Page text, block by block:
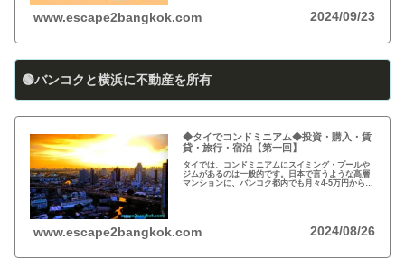
www.escape2bangkok.com 2024/09/23
🟢バンコクと横浜に不動産を所有
◆タイでコンドミニアム◆投資・購入・賃
貸・旅行・宿泊【第一回】
タイでは、コンドミニアムにスイミング・プールや
ジムがあるのは一般的です。日本で言うような高層
マンションに、バンコク都内でも月々4-5万円から賃
www.escape2bangkok.com 2024/08/26